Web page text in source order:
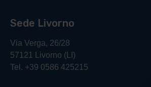
Sede Livorno
Via Verga, 26/28
57121 Livorno (LI)
Tel. +39 0586 425215